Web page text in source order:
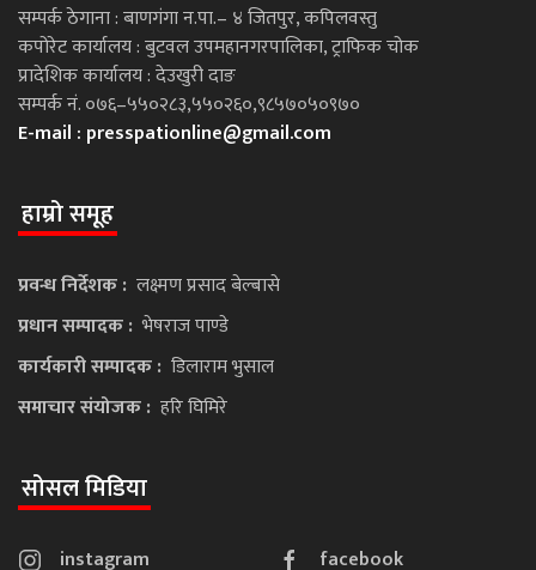
सम्पर्क ठेगाना : बाणगंगा न.पा.– ४ जितपुर, कपिलवस्तु
कपोरेट कार्यालय : बुटवल उपमहानगरपालिका, ट्राफिक चोक
प्रादेशिक कार्यालय : देउखुरी दाङ
सम्पर्क नं. ०७६–५५०२८३,५५०२६०,९८५७०५०९७०
E-mail : presspationline@gmail.com
हाम्रो समूह
प्रवन्ध निर्देशक : लक्ष्मण प्रसाद बेल्बासे
प्रधान सम्पादक : भेषराज पाण्डे
कार्यकारी सम्पादक : डिलाराम भुसाल
समाचार संयोजक : हरि घिमिरे
सोसल मिडिया
instagram facebook